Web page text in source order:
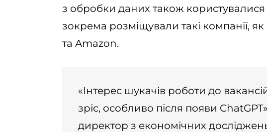
з обробки даних також користувалися
зокрема розміщували такі компанії,
та Amazon.
«Інтерес шукачів роботи до
зріс, особливо після появи
директор з економічних